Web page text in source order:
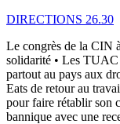
DIRECTIONS 26.30
Le congrès de la CIN
solidarité • Les TUAC
partout au pays aux
Eats de retour au
pour faire rétablir son
bannique avec une